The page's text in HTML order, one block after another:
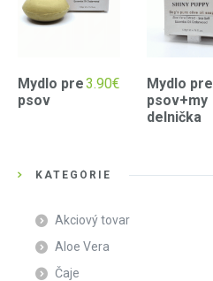
Mydlo pre
psov
3.90€
Mydlo pre
psov+my
delnička
KATEGÓRIE
Akciový tovar
Aloe Vera
Čaje